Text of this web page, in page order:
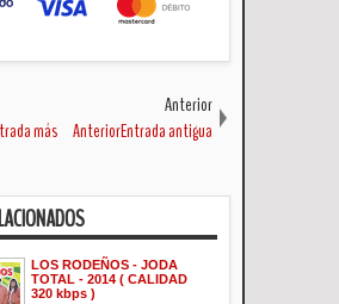
más
Anterior
AnteriorEntrada antigua
LOS RODEÑOS - JODA
TOTAL - 2014 ( CALIDAD
320 kbps )